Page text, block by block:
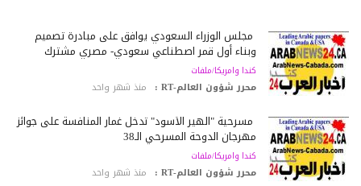
مجلس الوزراء السعودي يوافق على مبادرة تصميم
وبناء أول قمر اصطناعي سعودي- مصري مشترك
كندا وامريكا/ملفات
محرر شؤون العالم-RT : منذ شهر واحد
مسرحية "الهير الأسود" تدخل غمار المنافسة على جوائز
مهرجان الدوحة المسرحي الـ38
كندا وامريكا/ملفات
محرر شؤون العالم-RT : منذ شهر واحد